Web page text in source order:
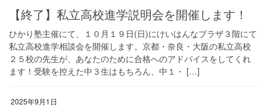
【終了】私立高校進学説明会を開催します！
ひかり塾主催にて、１０月１９日(日)にけいはんなプラザ３階にて
私立高校進学相談会を開催します。京都・奈良・大阪の私立高校
２５校の先生が、あなたのために合格へのアドバイスをしてくれ
ます！受験を控えた中３生はもちろん、中１・ […]
2025年9月1日